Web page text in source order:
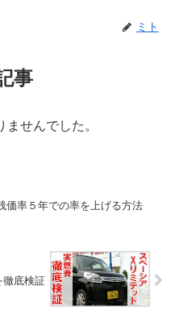
ミト
事
せんでした。
価率５年での率を上げる方法
徹底検証